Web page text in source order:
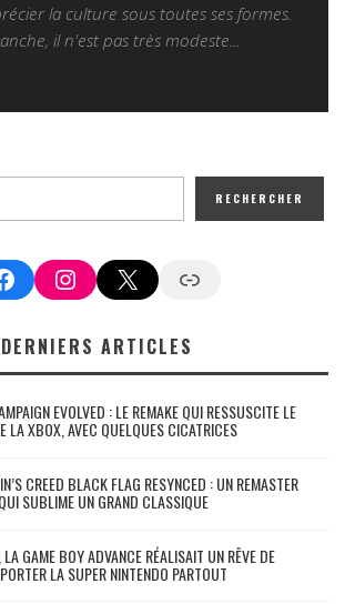
la culture sous toutes ses formes.
il n'est pas très modeste...
RECHERCHER
Instagram
X Google News
DERNIERS ARTICLES
EVOLVED : LE REMAKE QUI RESSUSCITE LE
LA XBOX, AVEC QUELQUES CICATRICES
CREED BLACK FLAG RESYNCED : UN REMASTER
SUBLIME UN GRAND CLASSIQUE
GAME BOY ADVANCE RÉALISAIT UN RÊVE DE
LA SUPER NINTENDO PARTOUT